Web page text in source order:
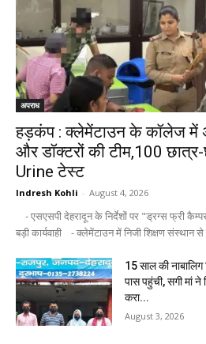
अपराध
हड़कंप : क्लेमेंटाउन के कॉलेज में
और डॉक्टरों की टीम,100
Urine टेस्ट
Indresh Kohli - August 4, 2026
- एसएसपी देहरादून के निर्देशों पर "ड्रग्स फ्री
बड़ी कार्यवाही - क्लेमेंटाउन में निजी शिक्षण संस्थान से
15 साल की
पास पहुंची, सगी मां
करा...
August 3, 2026